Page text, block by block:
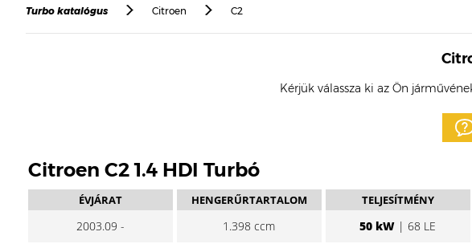
Turbo katalógus Citroen C2
Kérjük válassza ki az Ön
Citroen C2 1.4 HDI Turbó
ÉVJÁRAT
2003.09 -
HENGERŰRTARTALOM
1.398 ccm
TELJESÍTMÉNY
50 kW | 68 LE